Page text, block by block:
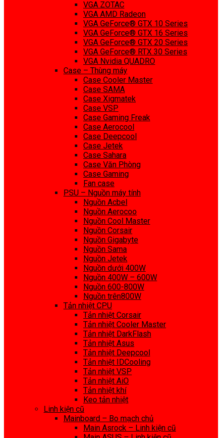
VGA ZOTAC
VGA AMD Radeon
VGA GeForce® GTX 10 Series
VGA GeForce® GTX 16 Series
VGA GeForce® GTX 20 Series
VGA GeForce® RTX 30 Series
VGA Nvidia QUADRO
Case – Thùng máy
Case Cooler Master
Case SAMA
Case Xigmatek
Case VSP
Case Gaming Freak
Case Aerocool
Case Deepcool
Case Jetek
Case Sahara
Case Văn Phòng
Case Gaming
Fan case
PSU – Nguồn máy tính
Nguồn Acbel
Nguồn Aerocoo
Nguồn Cool Master
Nguồn Corsair
Nguồn Gigabyte
Nguồn Sama
Nguồn Jetek
Nguồn dưới 400W
Nguồn 400W – 600W
Nguồn 600-800W
Nguồn trên800W
Tản nhiệt CPU
Tản nhiệt Corsair
Tản nhiệt Cooler Master
Tản nhiệt DarkFlash
Tản nhiệt Asus
Tản nhiệt Deepcool
Tản nhiệt IDCooling
Tản nhiệt VSP
Tản nhiệt AiO
Tản nhiệt khí
Keo tản nhiệt
Linh kiện cũ
Mainboard – Bo mạch chủ
Main Asrock – Linh kiện cũ